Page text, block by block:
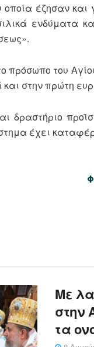
έζησαν
ενδύματα
του
στην πρώτη
δραστήριο
έχει
Με
στην
τα